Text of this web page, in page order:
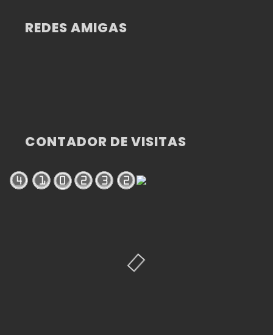
REDES AMIGAS
CONTADOR DE VISITAS